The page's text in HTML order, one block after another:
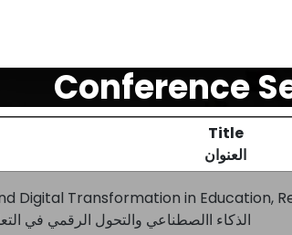
Conference
Title
العنوان
Digital Transformation in Education,
الذكاء االصطناعي والتحول الرقمي في